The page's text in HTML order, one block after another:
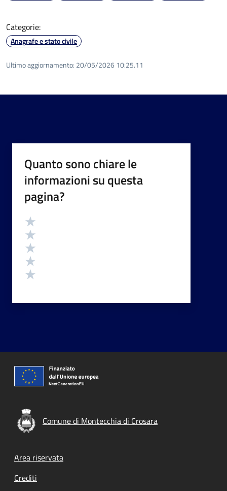
Categorie:
Anagrafe e stato civile
Ultimo aggiornamento: 20/05/2026 10:25.11
Quanto sono chiare le
informazioni su questa
pagina?
Valutazione
Comune di Montecchia di Crosara
Footer menu
Area riservata
Crediti